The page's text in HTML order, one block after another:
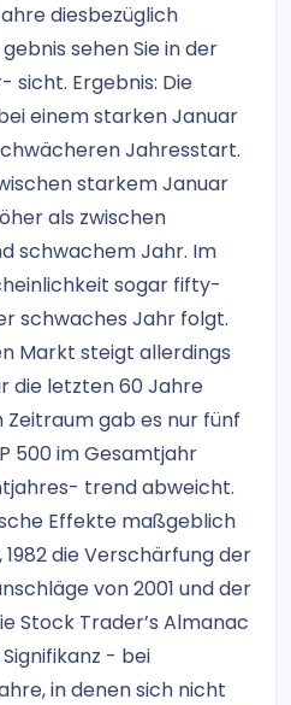
diesbezüglich
sehen Sie in der
sicht. Ergebnis: Die
einem starken Januar
Jahresstart.
starkem Januar
als zwischen
schwachem Jahr. Im
sogar fifty-
schwaches Jahr folgt.
Markt steigt allerdings
die letzten 60 Jahre
Zeitraum gab es nur fünf
500 im Gesamtjahr
trend abweicht.
Effekte maßgeblich
1982 die Verschärfung der
von 2001 und der
Stock Trader’s Almanac
- bei
in denen sich nicht